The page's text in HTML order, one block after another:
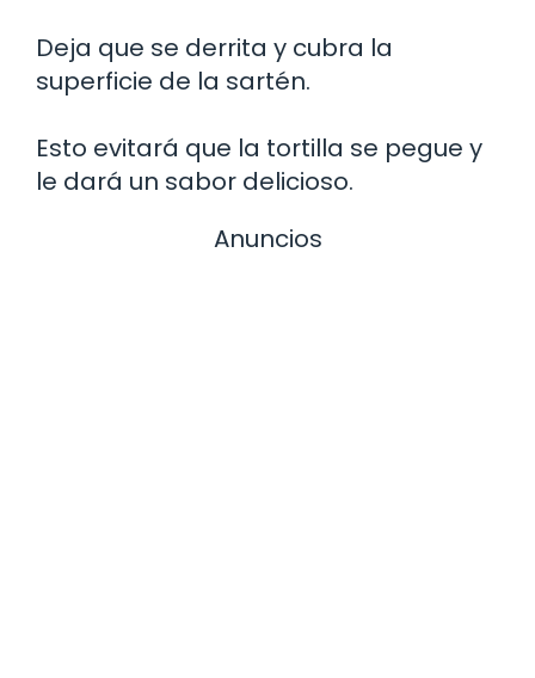
Deja que se derrita y cubra la
superficie de la sartén.
Esto evitará que la tortilla se pegue y
le dará un sabor delicioso.
Anuncios